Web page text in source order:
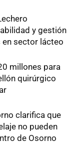
y gestión
sector lácteo
millones para
quirúrgico
clarifica que
no pueden
de Osorno